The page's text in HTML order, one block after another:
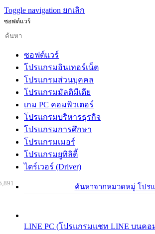
Toggle navigation ยกเลิก
ซอฟต์แวร์
ซอฟต์แวร์
โปรแกรมอินเทอร์เน็ต
โปรแกรมส่วนบุคคล
โปรแกรมมัลติมีเดีย
เกม PC คอมพิวเตอร์
โปรแกรมบริหารธุรกิจ
โปรแกรมการศึกษา
โปรแกรมเมอร์
โปรแกรมยูทิลิตี้
ไดร์เวอร์ (Driver)
ค้นหาจากหมวดหมู่ โปร
LINE PC (โปรแกรมแชท LINE บนคอ